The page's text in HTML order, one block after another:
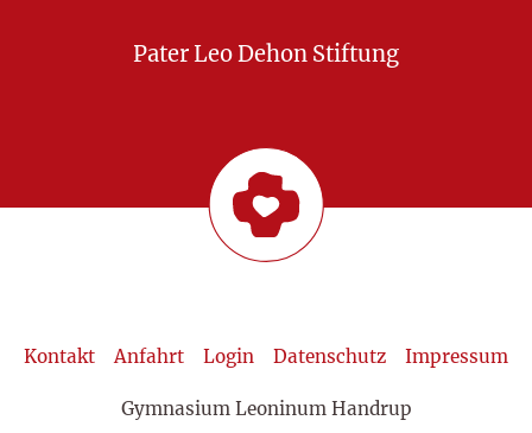
Pater Leo Dehon Stiftung
Kontakt Anfahrt Login Datenschutz Impressum
Gymnasium Leoninum Handrup